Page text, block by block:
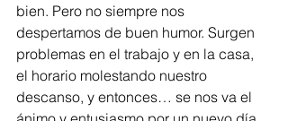
bien. Pero no siempre nos
despertamos de buen humor. Surgen
problemas en el trabajo y en la casa,
el horario molestando nuestro
descanso, y entonces… se nos va el